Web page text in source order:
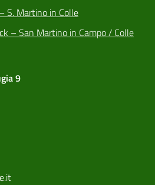
S. Martino in Colle
– San Martino in Campo / Colle
9